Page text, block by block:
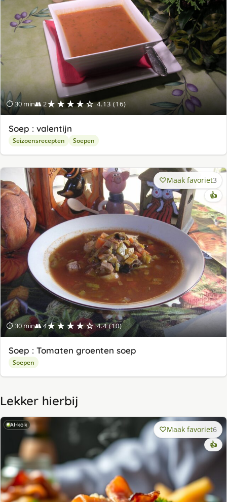
⏱ 30 min👥 2★★★★☆ 4.13 (16)
Soep : valentijn
Seizoensrecepten Soepen
⏱ 30 min👥 4★★★★☆ 4.4 (10)
Maak favoriet3
👍
Soep : Tomaten groenten soep
Soepen
Lekker hierbij
AI-kok Maak favoriet6
👍